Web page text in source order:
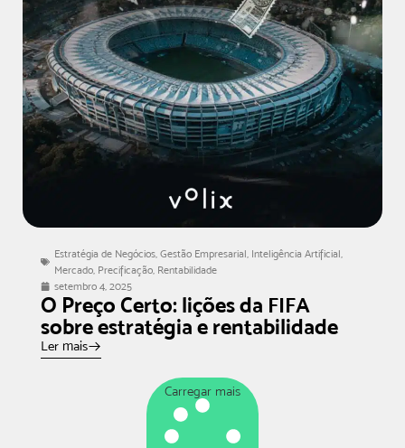
Estratégia de Negócios, Gestão Empresarial, Inteligência Artificial,
Mercado, Precificação, Rentabilidade
setembro 4, 2025
O Preço Certo: lições da FIFA
sobre estratégia e rentabilidade
Ler mais
Carregar mais